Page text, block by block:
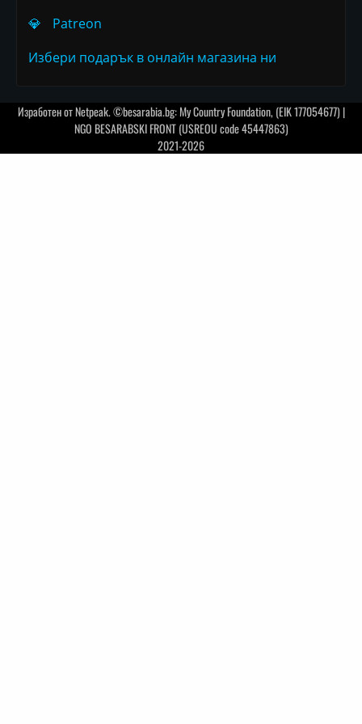
💎
Patreon
Избери подарък в онлайн магазина ни
Изработен отNetpeak. ©besarabia.bg: My Country Foundation, (EIK 177054677) |
NGO BESARABSKI FRONT (USREOU code 45447863)
2021-2026